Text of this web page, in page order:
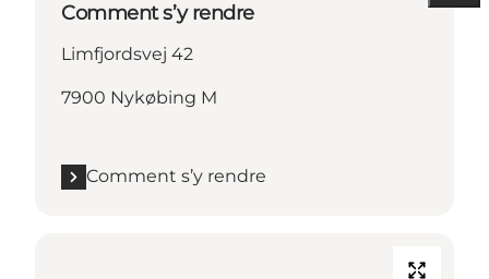
Comment s’y rendre
Limfjordsvej 42
7900 Nykøbing M
Comment s’y rendre